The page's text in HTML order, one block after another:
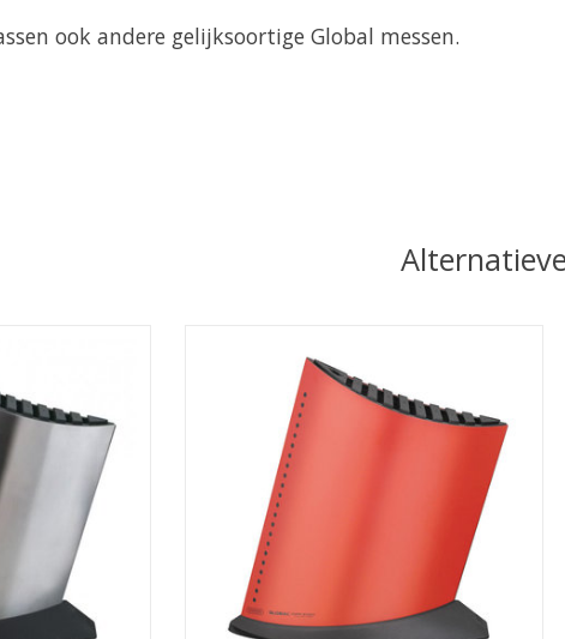
ook andere gelijksoortige Global messen.